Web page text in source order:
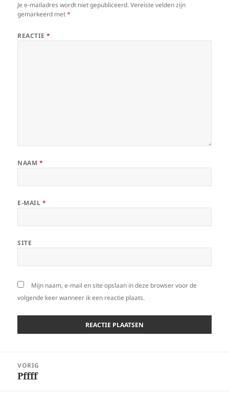
Je e-mailadres wordt niet gepubliceerd. Vereiste velden zijn
gemarkeerd met*
REACTIE*
NAAM *
E-MAIL *
SITE
Mijn naam, e-mail en site opslaan in deze browser voor de
volgende keer wanneer ik een reactie plaats.
navigatie
VORIG
Vorig
Pffff